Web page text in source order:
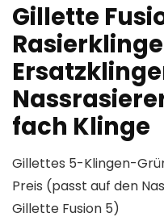
Gillette
fach Klinge
Gillettes 5-Klingen-
Preis (passt auf den
Gillette Fusion 5)